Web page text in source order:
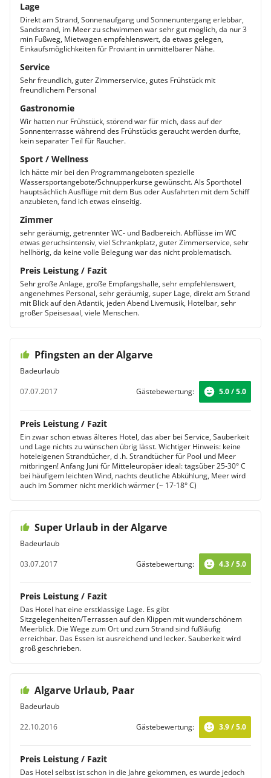
Lage
Direkt am Strand, Sonnenaufgang und Sonnenuntergang erlebbar,
Sandstrand, im Meer zu schwimmen war sehr gut möglich, da nur 3
min Fußweg, Mietwagen empfehlenswert, da etwas gelegen,
Einkaufsmöglichkeiten für Proviant in unmittelbarer Nähe.
Service
Sehr freundlich, guter Zimmerservice, gutes Frühstück mit
freundlichem Personal
Gastronomie
Wir hatten nur Frühstück, störend war für mich, dass auf der
Sonnenterrasse während des Frühstücks geraucht werden durfte,
kein separater Teil für Raucher.
Sport / Wellness
Ich hätte mir bei den Programmangeboten spezielle
Wassersportangebote/Schnupperkurse gewünscht. Als Sporthotel
hauptsächlich Ausflüge mit dem Bus oder Ausfahrten mit dem Schiff
anzubieten, fand ich etwas einseitig.
Zimmer
sehr geräumig, getrennter WC- und Badbereich. Abflüsse im WC
etwas geruchsintensiv, viel Schrankplatz, guter Zimmerservice, sehr
hellhörig, da keine volle Belegung war das nicht problematisch.
Preis Leistung / Fazit
Sehr große Anlage, große Empfangshalle, sehr empfehlenswert,
angenehmes Personal, sehr geräumig, super Lage, direkt am Strand
mit Blick auf den Atlantik, jeden Abend Livemusik, Hotelbar, sehr
großer Speisesaal, viele Menschen.
Pfingsten an der Algarve
Badeurlaub
07.07.2017
Gästebewertung: 5.0 / 5.0
Preis Leistung / Fazit
Ein zwar schon etwas älteres Hotel, das aber bei Service, Sauberkeit
und Lage nichts zu wünschen übrig lässt. Wichtiger Hinweis: keine
hoteleigenen Strandtücher, d .h. Strandtücher für Pool und Meer
mitbringen! Anfang Juni für Mitteleuropäer ideal: tagsüber 25-30° C
bei häufigem leichten Wind, nachts deutliche Abkühlung, Meer wird
auch im Sommer nicht merklich wärmer (~ 17-18° C)
Super Urlaub in der Algarve
Badeurlaub
03.07.2017
Gästebewertung: 4.3 / 5.0
Preis Leistung / Fazit
Das Hotel hat eine erstklassige Lage. Es gibt
Sitzgelegenheiten/Terrassen auf den Klippen mit wunderschönem
Meerblick. Die Wege zum Ort und zum Strand sind fußläufig
erreichbar. Das Essen ist ausreichend und lecker. Sauberkeit wird
groß geschrieben.
Algarve Urlaub, Paar
Badeurlaub
22.10.2016
Gästebewertung: 3.9 / 5.0
Preis Leistung / Fazit
Das Hotel selbst ist schon in die Jahre gekommen, es wurde jedoch